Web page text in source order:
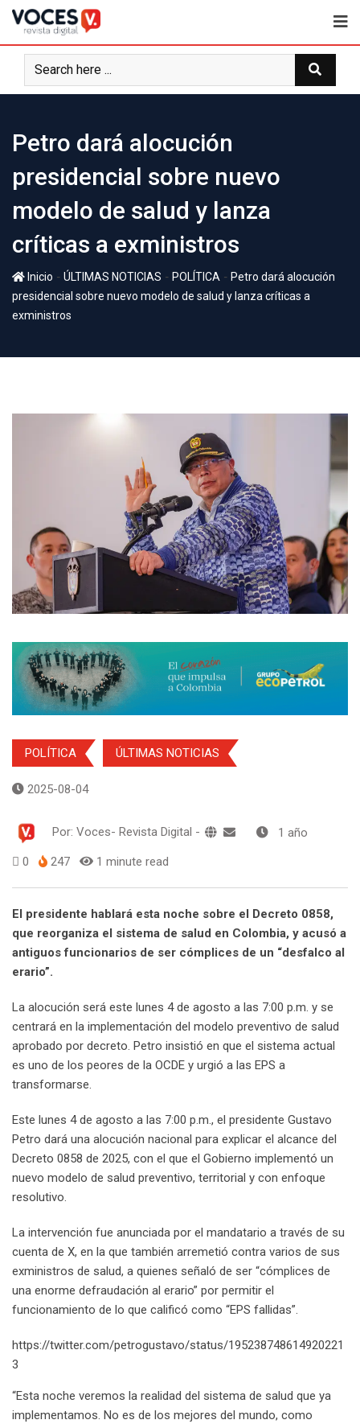
Petro dará alocución
presidencial sobre nuevo
modelo de salud y lanza
críticas a exministros
Inicio - ÚLTIMAS NOTICIAS - POLÍTICA - Petro dará alocución
presidencial sobre nuevo modelo de salud y lanza críticas a
exministros
POLÍTICA ÚLTIMAS NOTICIAS
2025-08-04
Por: Voces- Revista Digital - 1 año
0 247 1 minute read
El presidente hablará esta noche sobre el Decreto 0858,
que reorganiza el sistema de salud en Colombia, y acusó a
antiguos funcionarios de ser cómplices de un “desfalco al
erario”.
La alocución será este lunes 4 de agosto a las 7:00 p.m. y se
centrará en la implementación del modelo preventivo de salud
aprobado por decreto. Petro insistió en que el sistema actual
es uno de los peores de la OCDE y urgió a las EPS a
transformarse.
Este lunes 4 de agosto a las 7:00 p.m., el presidente Gustavo
Petro dará una alocución nacional para explicar el alcance del
Decreto 0858 de 2025, con el que el Gobierno implementó un
nuevo modelo de salud preventivo, territorial y con enfoque
resolutivo.
La intervención fue anunciada por el mandatario a través de su
cuenta de X, en la que también arremetió contra varios de sus
exministros de salud, a quienes señaló de ser “cómplices de
una enorme defraudación al erario” por permitir el
funcionamiento de lo que calificó como “EPS fallidas”.
https://twitter.com/petrogustavo/status/195238748614920221
3
“Esta noche veremos la realidad del sistema de salud que ya
implementamos. No es de los mejores del mundo, como